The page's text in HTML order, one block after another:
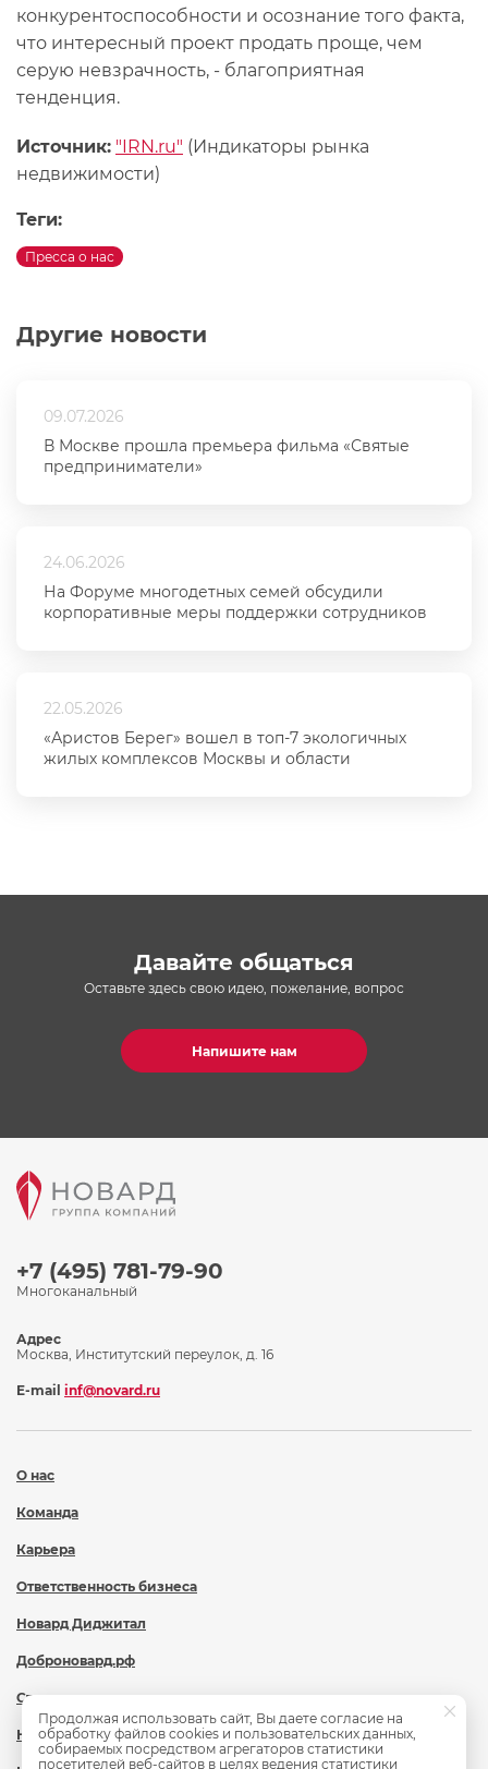
Другие новости
09.07.2026
В Москве прошла премьера фильма «Святые
предприниматели»
24.06.2026
На Форуме многодетных семей обсудили
корпоративные меры поддержки сотрудников
22.05.2026
«Аристов Берег» вошел в топ-7 экологичных
жилых комплексов Москвы и области
конкурентоспособности и осознание того факта,
что интересный проект продать проще, чем
серую невзрачность, - благоприятная
тенденция.
Источник: "IRN.ru" (Индикаторы рынка
недвижимости)
Теги:
Пресса о нас
Давайте общаться
Оставьте здесь свою идею, пожелание, вопрос
Напишите нам
+7 (495) 781-79-90
Многоканальный
О нас
Команда
Карьера
Ответственность бизнеса
Новард Диджитал
Доброновард.рф
Статьи
Новости
Адрес
Москва, Институтский переулок, д. 16
E-mail inf@novard.ru
Продолжая использовать сайт, Вы даете согласие на
обработку файлов cookies и пользовательских данных,
собираемых посредством агрегаторов статистики
посетителей веб-сайтов в целях ведения статистики